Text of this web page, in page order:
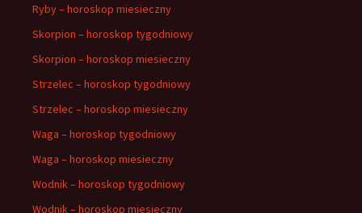
Ryby – horoskop miesieczny
Skorpion – horoskop tygodniowy
Skorpion – horoskop miesieczny
Strzelec – horoskop tygodniowy
Strzelec – horoskop miesieczny
Waga – horoskop tygodniowy
Waga – horoskop miesieczny
Wodnik – horoskop tygodniowy
Wodnik – horoskop miesieczny